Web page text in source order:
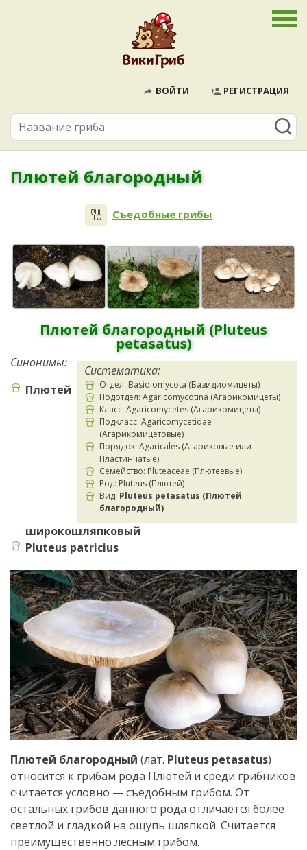
ВОЙТИ РЕГИСТРАЦИЯ
Плютей благородный
Съедобные грибы
Плютей благородный (Pluteus
petasatus)
Систематика:
Отдел: Basidiomycota (Базидиомицеты)
Подотдел: Agaricomycotina (Агарикомицеты)
Класс: Agaricomycetes (Агарикомицеты)
Подкласс: Agaricomycetidae
(Агарикомицетовые)
Порядок: Agaricales (Агариковые или
Пластинчатые)
Семейство: Pluteaceae (Плютеевые)
Род: Pluteus (Плютей)
Вид: Pluteus petasatus (Плютей
благородный)
Синонимы:
Плютей
широкошляпковый
Pluteus patricius
Плютей благородный (лат. Pluteus petasatus)
относится к грибам рода Плютей и среди грибников
считается условно — съедобным грибом. От
остальных грибов данного рода отличается более
светлой и гладкой на ощупь шляпкой. Считается
преимущественно лесным грибом.